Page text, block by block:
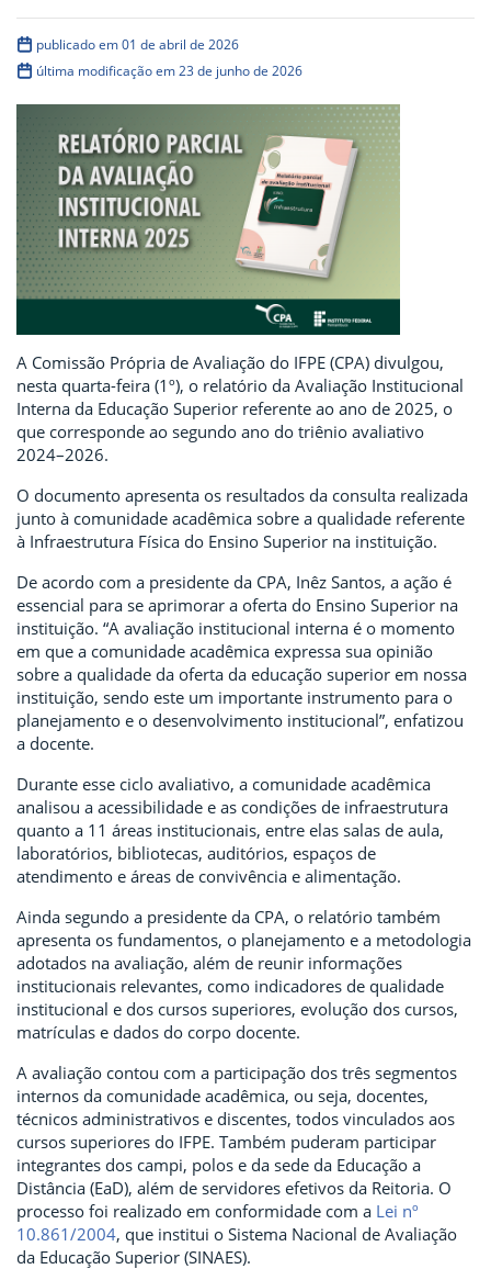
publicado em 01 de abril de 2026
última modificação em 23 de junho de 2026
A Comissão Própria de Avaliação do IFPE (CPA) divulgou,
nesta quarta-feira (1º), o relatório da Avaliação Institucional
Interna da Educação Superior referente ao ano de 2025, o
que corresponde ao segundo ano do triênio avaliativo
2024–2026.
O documento apresenta os resultados da consulta realizada
junto à comunidade acadêmica sobre a qualidade referente
à Infraestrutura Física do Ensino Superior na instituição.
De acordo com a presidente da CPA, Inêz Santos, a ação é
essencial para se aprimorar a oferta do Ensino Superior na
instituição. “A avaliação institucional interna é o momento
em que a comunidade acadêmica expressa sua opinião
sobre a qualidade da oferta da educação superior em nossa
instituição, sendo este um importante instrumento para o
planejamento e o desenvolvimento institucional”, enfatizou
a docente.
Durante esse ciclo avaliativo, a comunidade acadêmica
analisou a acessibilidade e as condições de infraestrutura
quanto a 11 áreas institucionais, entre elas salas de aula,
laboratórios, bibliotecas, auditórios, espaços de
atendimento e áreas de convivência e alimentação.
Ainda segundo a presidente da CPA, o relatório também
apresenta os fundamentos, o planejamento e a metodologia
adotados na avaliação, além de reunir informações
institucionais relevantes, como indicadores de qualidade
institucional e dos cursos superiores, evolução dos cursos,
matrículas e dados do corpo docente.
A avaliação contou com a participação dos três segmentos
internos da comunidade acadêmica, ou seja, docentes,
técnicos administrativos e discentes, todos vinculados aos
cursos superiores do IFPE. Também puderam participar
integrantes dos campi, polos e da sede da Educação a
Distância (EaD), além de servidores efetivos da Reitoria. O
processo foi realizado em conformidade com a Lei nº
10.861/2004, que institui o Sistema Nacional de Avaliação
da Educação Superior (SINAES).